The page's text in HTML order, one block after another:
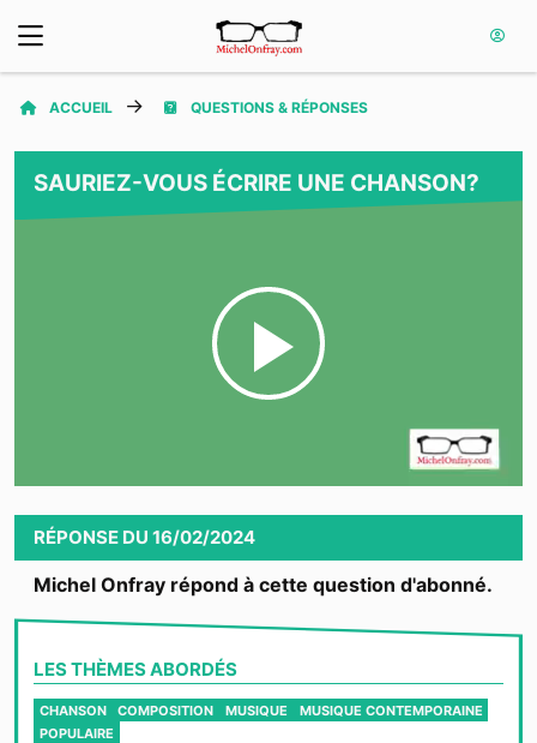
ACCUEIL QUESTIONS & RÉPONSES
SAURIEZ-VOUS ÉCRIRE UNE CHANSON?
Play
Video
RÉPONSE DU 16/02/2024
Michel Onfray répond à cette question d'abonné.
LES THÈMES ABORDÉS
CHANSON COMPOSITION MUSIQUE
MUSIQUE CONTEMPORAINE
POPULAIRE